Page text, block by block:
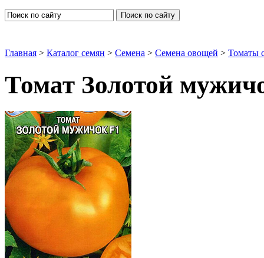
Поиск по сайту
Главная > Каталог семян > Семена > Семена овощей > Томаты
Томат Золотой
Томаты среднерослые